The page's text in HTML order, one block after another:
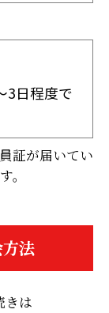
3日程度で
証が届いてい
。
法
きは